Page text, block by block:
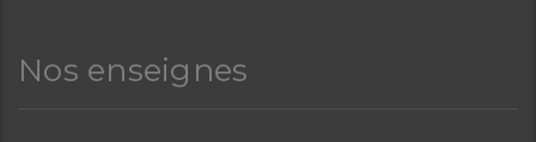
Nos enseignes